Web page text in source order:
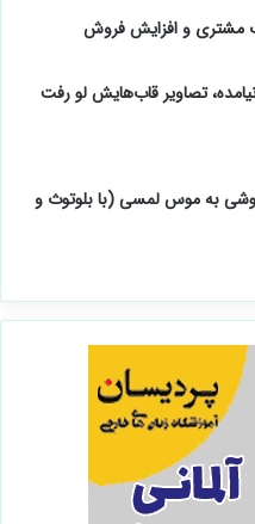
مشتری و افزایش فروش
به موس لمسی (با بلوتوث و